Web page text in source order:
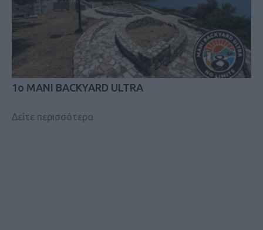
1ο MANI BACKYARD ULTRA
Δείτε περισσότερα